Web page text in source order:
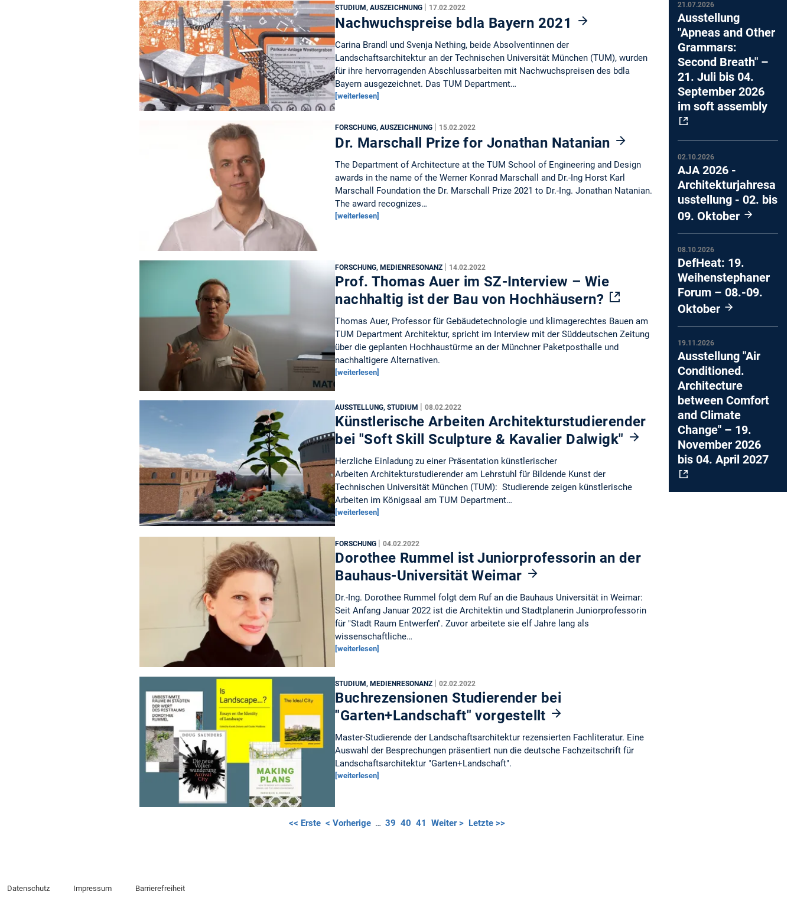
STUDIUM, AUSZEICHNUNG 17.02.2022
Nachwuchspreise bdla Bayern 2021
Carina Brandl und Svenja Nething, beide Absolventinnen der
Landschaftsarchitektur an der Technischen Universität München (TUM), wurden
für ihre hervorragenden Abschlussarbeiten mit Nachwuchspreisen des bdla
Bayern ausgezeichnet. Das TUM Department…
[weiterlesen]
FORSCHUNG, AUSZEICHNUNG | 15.02.2022
Dr. Marschall Prize for Jonathan Natanian
The Department of Architecture at the TUM School of Engineering and Design
awards in the name of the Werner Konrad Marschall and Dr.-Ing Horst Karl
Marschall Foundation the Dr. Marschall Prize 2021 to Dr.-Ing. Jonathan Natanian.
The award recognizes…
[weiterlesen]
FORSCHUNG, MEDIENRESONANZ | 14.02.2022
Prof. Thomas Auer im SZ-Interview – Wie
nachhaltig ist der Bau von Hochhäusern?
Thomas Auer, Professor für Gebäudetechnologie und klimagerechtes Bauen am
TUM Department Architektur, spricht im Interview mit der Süddeutschen Zeitung
über die geplanten Hochhaustürme an der Münchner Paketposthalle und
nachhaltigere Alternativen.
[weiterlesen]
AUSSTELLUNG, STUDIUM |08.02.2022
Künstlerische Arbeiten Architekturstudierender
bei "Soft Skill Sculpture & Kavalier Dalwigk"
Herzliche Einladung zu einer Präsentation künstlerischer
Arbeiten Architekturstudierender am Lehrstuhl für Bildende Kunst der
Technischen Universität München (TUM): Studierende zeigen künstlerische
Arbeiten im Königsaal am TUM Department…
[weiterlesen]
FORSCHUNG |04.02.2022
Dorothee Rummel ist Juniorprofessorin an der
Bauhaus-Universität Weimar
Dr.-Ing. Dorothee Rummel folgt dem Ruf an die Bauhaus Universität in Weimar:
Seit Anfang Januar 2022 ist die Architektin und Stadtplanerin Juniorprofessorin
für "Stadt Raum Entwerfen". Zuvor arbeitete sie elf Jahre lang als
wissenschaftliche…
[weiterlesen]
STUDIUM, MEDIENRESONANZ |02.02.2022
Buchrezensionen Studierender bei
"Garten+Landschaft" vorgestellt
Master-Studierende der Landschaftsarchitektur rezensierten Fachliteratur. Eine
Auswahl der Besprechungen präsentiert nun die deutsche Fachzeitschrift für
Landschaftsarchitektur "Garten+Landschaft".
[weiterlesen]
<< Erste < Vorherige … 39 40 41 Weiter > Letzte >>
21.07.2026
Ausstellung
"Apneas and Other
Grammars:
Second Breath" –
21. Juli bis 04.
September 2026
im soft assembly
02.10.2026
AJA 2026 -
Architekturjahresa
usstellung - 02. bis
09. Oktober
08.10.2026
DefHeat: 19.
Weihenstephaner
Forum – 08.-09.
Oktober
19.11.2026
Ausstellung "Air
Conditioned.
Architecture
between Comfort
and Climate
Change" – 19.
November 2026
bis 04. April 2027
Datenschutz Impressum Barrierefreiheit